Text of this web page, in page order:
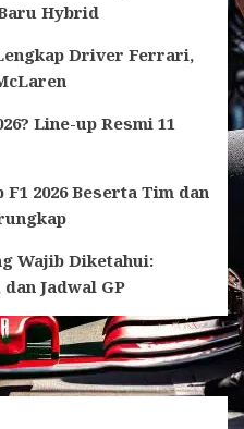
Hybrid
Driver Ferrari,
Line-up Resmi 11
2026 Beserta Tim dan
Wajib Diketahui:
Jadwal GP